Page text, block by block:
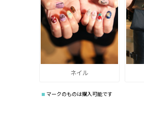
ネイル
マークのものは購入可能です